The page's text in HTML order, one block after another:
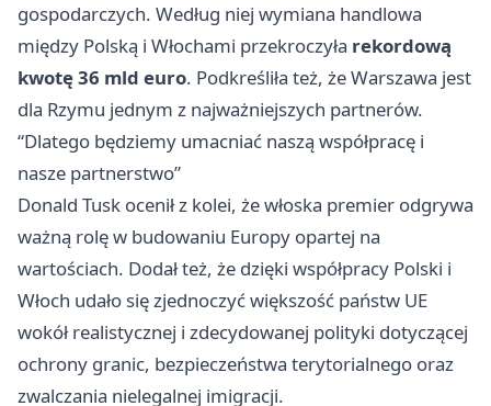
gospodarczych. Według niej wymiana handlowa
między Polską i Włochami przekroczyła rekordową
kwotę 36 mld euro. Podkreśliła też, żeWarszawa jest
dla Rzymu jednym z najważniejszych partnerów.
“Dlatego będziemy umacniać naszą współpracę i
nasze partnerstwo”
Donald Tusk ocenił z kolei, że włoska premier odgrywa
ważną rolę w budowaniu Europy opartej na
wartościach. Dodał też, że dzięki współpracy Polski i
Włoch udało się zjednoczyć większość państw UE
wokół realistycznej i zdecydowanej polityki dotyczącej
ochrony granic, bezpieczeństwa terytorialnego oraz
zwalczania nielegalnej imigracji.